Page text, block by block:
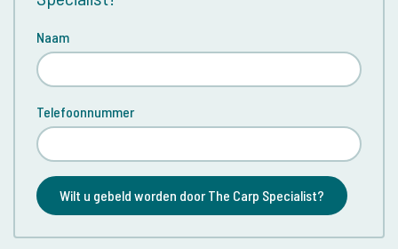
Naam
Telefoonnummer
Wilt u gebeld worden door The Carp Specialist?